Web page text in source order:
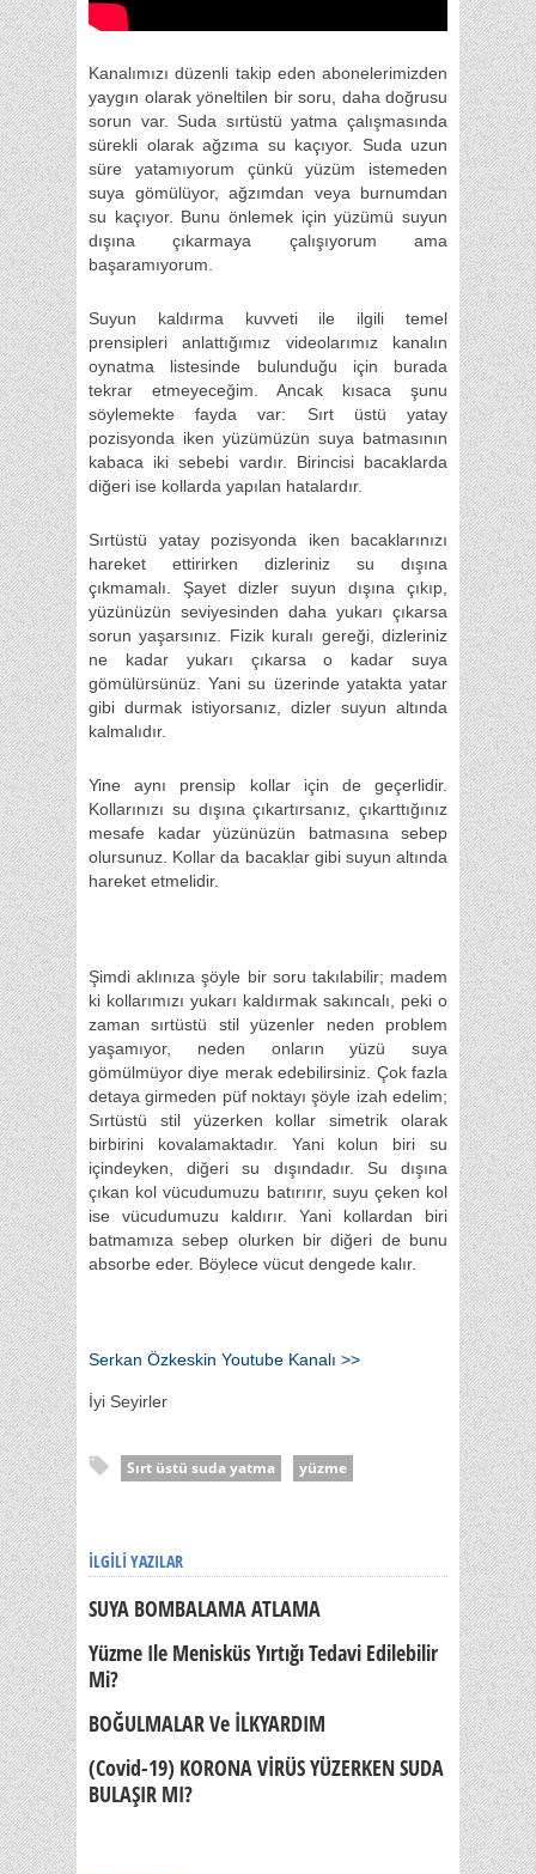
Kanalımızı düzenli takip eden abonelerimizden
yaygın olarak yöneltilen bir soru, daha doğrusu
sorun var. Suda sırtüstü yatma çalışmasında
sürekli olarak ağzıma su kaçıyor. Suda uzun
süre yatamıyorum çünkü yüzüm istemeden
suya gömülüyor, ağzımdan veya burnumdan
su kaçıyor. Bunu önlemek için yüzümü suyun
dışına çıkarmaya çalışıyorum ama
başaramıyorum.
Suyun kaldırma kuvveti ile ilgili temel
prensipleri anlattığımız videolarımız kanalın
oynatma listesinde bulunduğu için burada
tekrar etmeyeceğim. Ancak kısaca şunu
söylemekte fayda var: Sırt üstü yatay
pozisyonda iken yüzümüzün suya batmasının
kabaca iki sebebi vardır. Birincisi bacaklarda
diğeri ise kollarda yapılan hatalardır.
Sırtüstü yatay pozisyonda iken bacaklarınızı
hareket ettirirken dizleriniz su dışına
çıkmamalı. Şayet dizler suyun dışına çıkıp,
yüzünüzün seviyesinden daha yukarı çıkarsa
sorun yaşarsınız. Fizik kuralı gereği, dizleriniz
ne kadar yukarı çıkarsa o kadar suya
gömülürsünüz. Yani su üzerinde yatakta yatar
gibi durmak istiyorsanız, dizler suyun altında
kalmalıdır.
Yine aynı prensip kollar için de geçerlidir.
Kollarınızı su dışına çıkartırsanız, çıkarttığınız
mesafe kadar yüzünüzün batmasına sebep
olursunuz. Kollar da bacaklar gibi suyun altında
hareket etmelidir.
Şimdi aklınıza şöyle bir soru takılabilir; madem
ki kollarımızı yukarı kaldırmak sakıncalı, peki o
zaman sırtüstü stil yüzenler neden problem
yaşamıyor, neden onların yüzü suya
gömülmüyor diye merak edebilirsiniz. Çok fazla
detaya girmeden püf noktayı şöyle izah edelim;
Sırtüstü stil yüzerken kollar simetrik olarak
birbirini kovalamaktadır. Yani kolun biri su
içindeyken, diğeri su dışındadır. Su dışına
çıkan kol vücudumuzu batırırır, suyu çeken kol
ise vücudumuzu kaldırır. Yani kollardan biri
batmamıza sebep olurken bir diğeri de bunu
absorbe eder. Böylece vücut dengede kalır.
Serkan Özkeskin Youtube Kanalı >>
İyi Seyirler
Sırt üstü suda yatma yüzme
İLGILI YAZILAR
SUYA BOMBALAMA ATLAMA
Yüzme Ile Menisküs Yırtığı Tedavi Edilebilir
Mi?
BOĞULMALAR Ve İLKYARDIM
(Covid-19) KORONA VİRÜS YÜZERKEN SUDA
BULAŞIR MI?